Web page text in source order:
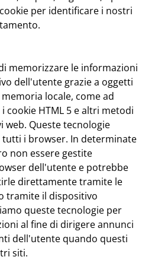
per identificare i nostri
memorizzare le informazioni
dell'utente grazie a oggetti
locale, come ad
cookie HTML 5 e altri metodi
web. Queste tecnologie
i browser. In determinate
non essere gestite
dell'utente e potrebbe
direttamente tramite le
tramite il dispositivo
queste tecnologie per
al fine di dirigere annunci
dell'utente quando questi
siti.